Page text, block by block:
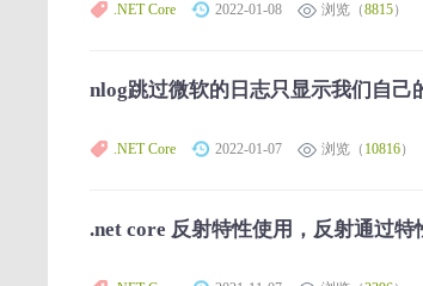
.NET Core 2022-01-08 浏览（8815）
nlog跳过微软的日志只显示我们自己
.NET Core 2022-01-07 浏览（ 10816）
.net core 反射特性使用，反射通过